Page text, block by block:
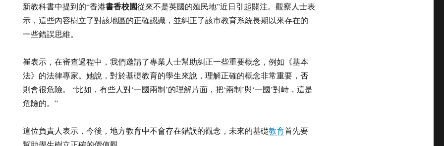
新教科書中提到的“香港書香校園從來不是英國的殖民地”近日引起關注。觀察人士表
示，這些內容樹立了對該地區的正確認識，並糾正了該市教育系統長期以來存在的
一些錯誤思維。
崔表示，在審查過程中，我們邀請了專業人士幫助糾正一些重要概念，例如《基本
法》的法律專家。她說，對於基礎教育的學生來說，理解正確的概念非常重要，否
則會很危險。 “比如，有些人對‘一國兩制’的理解片面，把‘兩制’與‘一國’對峙，這是
危險的。”
這位負責人表示，今後，地方教育中不會存在錯誤的觀念，未來的基礎教育首先要